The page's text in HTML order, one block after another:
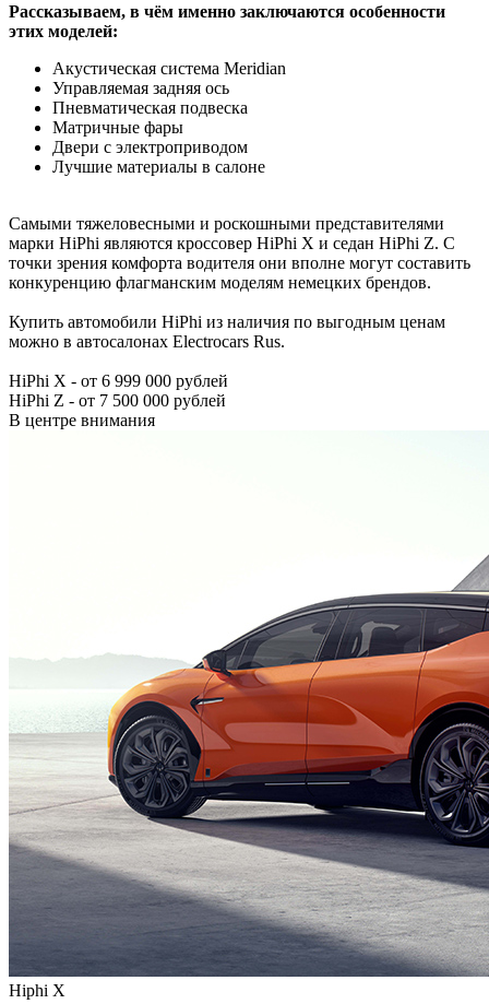
Рассказываем, в чём именно заключаются особенности
этих моделей:
Акустическая система Meridian
Управляемая задняя ось
Пневматическая подвеска
Матричные фары
Двери с электроприводом
Лучшие материалы в салоне
Самыми тяжеловесными и роскошными представителями
марки HiPhi являются кроссовер HiPhi X и седан HiPhi Z. С
точки зрения комфорта водителя они вполне могут составить
конкуренцию флагманским моделям немецких брендов.
Купить автомобили HiPhi из наличия по выгодным ценам
можно в автосалонах Electrocars Rus.
HiPhi X - от 6 999 000 рублей
HiPhi Z - от 7 500 000 рублей
В центре внимания
Hiphi X